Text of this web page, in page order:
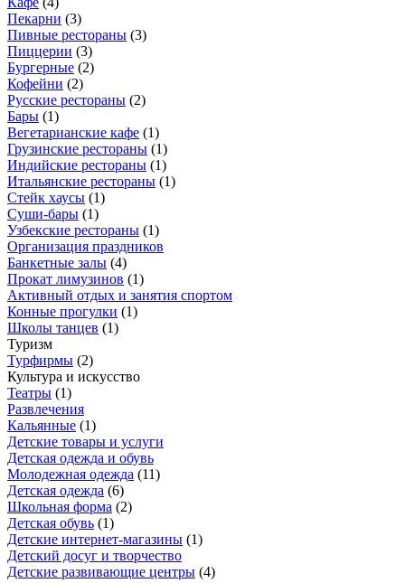
Пекарни (3)
Пивные рестораны (3)
Пиццерии (3)
Бургерные (2)
Кофейни (2)
Русские рестораны (2)
Бары (1)
Вегетарианские кафе (1)
Грузинские рестораны (1)
Индийские рестораны (1)
Итальянские рестораны (1)
Стейк хаусы (1)
Суши-бары (1)
Узбекские рестораны (1)
Организация праздников
Банкетные залы (4)
Прокат лимузинов (1)
Активный отдых и занятия спортом
Конные прогулки (1)
Школы танцев (1)
Туризм
Турфирмы (2)
Культура и искусство
Театры (1)
Развлечения
Кальянные (1)
Детские товары и услуги
Детская одежда и обувь
Молодежная одежда (11)
Детская одежда (6)
Школьная форма (2)
Детская обувь (1)
Детские интернет-магазины (1)
Детский досуг и творчество
Детские развивающие центры (4)